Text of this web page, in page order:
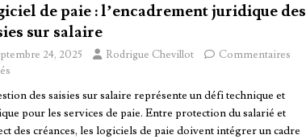
de paie : l’encadrement juridique des
sur salaire
24, 2025 Rodrigue Chevillot
Commentaires
des saisies sur salaire représente un défi technique et
pour les services de paie. Entre protection du salarié et
des créances, les logiciels de paie doivent intégrer un cadre